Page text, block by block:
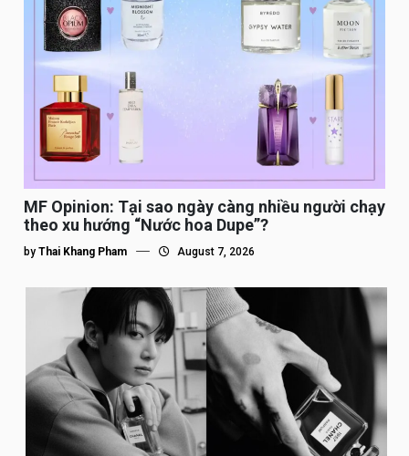
MF Opinion: Tại sao ngày càng nhiều người chạy
theo xu hướng “Nước hoa Dupe”?
by Thai Khang Pham August 7, 2026